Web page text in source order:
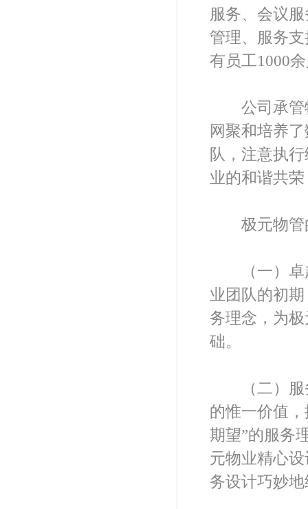
服务、会议
管理、服务
有员工1000
公司承管物
网聚和培养
队，注意执
业的和谐共
极元物管
（一）卓越
业团队的初
务理念，为
础。
（二）服务
的惟一价值
期望”的服务
元物业精心
务设计巧妙